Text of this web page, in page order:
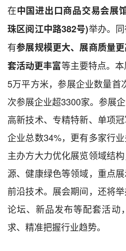
在中国进出口商品交易会展
珠区阅江中路382号)举办。
有参展规模更大、展商质量
套活动更丰富等主要特点。
5万平方米，参展企业数量首
次参展企业超3300家。参展
高新技术、专精特新、单项
企业总数34%，更有多家行业
主办方大力优化展览领域结
源、健康绿色等领域，重点
前沿技术。展会期间，还将
论坛、新品发布等配套活动
求、精准把握行业趋势。